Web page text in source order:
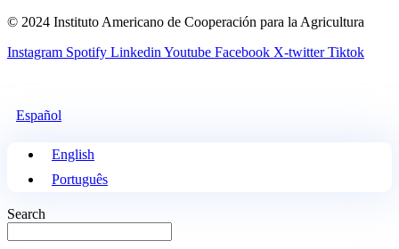
© 2024 Instituto Americano de Cooperación para la Agricultura
Instagram Spotify Linkedin Youtube Facebook X-twitter Tiktok
Español
English
Português
Search